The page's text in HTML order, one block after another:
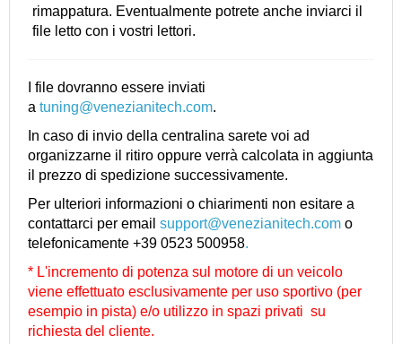
rimappatura. Eventualmente potrete anche inviarci il
file letto con i vostri lettori.
I file dovranno essere inviati
a tuning@venezianitech.com.
In caso di invio della centralina sarete voi ad
organizzarne il ritiro oppure verrà calcolata in aggiunta
il prezzo di spedizione successivamente.
Per ulteriori informazioni o chiarimenti non esitare a
contattarci per email support@venezianitech.com o
telefonicamente +39 0523 500958.
* L'incremento di potenza sul motore di un veicolo
viene effettuato esclusivamente per uso sportivo (per
esempio in pista) e/o utilizzo in spazi privati su
richiesta del cliente.